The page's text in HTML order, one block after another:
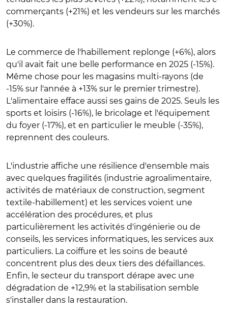
commerçants (+21%) et les vendeurs sur les marchés
(+30%).
Le commerce de l'habillement replonge (+6%), alors
qu'il avait fait une belle performance en 2025 (-15%).
Même chose pour les magasins multi-rayons (de
-15% sur l'année à +13% sur le premier trimestre).
L'alimentaire efface aussi ses gains de 2025. Seuls les
sports et loisirs (-16%), le bricolage et l'équipement
du foyer (-17%), et en particulier le meuble (-35%),
reprennent des couleurs.
L'industrie affiche une résilience d'ensemble mais
avec quelques fragilités (industrie agroalimentaire,
activités de matériaux de construction, segment
textile-habillement) et les services voient une
accélération des procédures, et plus
particulièrement les activités d'ingénierie ou de
conseils, les services informatiques, les services aux
particuliers. La coiffure et les soins de beauté
concentrent plus des deux tiers des défaillances.
Enfin, le secteur du transport dérape avec une
dégradation de +12,9% et la stabilisation semble
s'installer dans la restauration.